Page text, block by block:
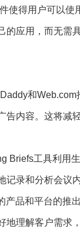
使得用户可以使
的应用，而无需
和
告内容。这将减
Briefs工具利用
记录和分析会议
产品和平台的推
地理解客户需求